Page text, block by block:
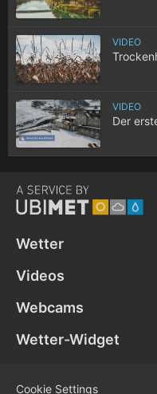
VIDEO
VIDEO
Der
Wetter
Videos
Webcams
Wetter-Widget
Cookie Settings